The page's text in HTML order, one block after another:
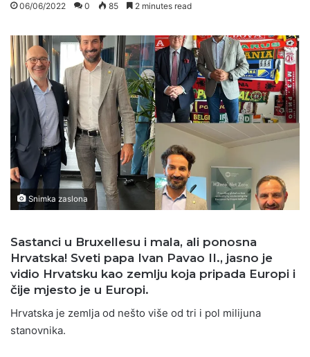
06/06/2022 0 85 2 minutes read
Snimka zaslona
Sastanci u Bruxellesu i mala, ali ponosna
Hrvatska! Sveti papa Ivan Pavao II., jasno je
vidio Hrvatsku kao zemlju koja pripada Europi i
čije mjesto je u Europi.
Hrvatska je zemlja od nešto više od tri i pol milijuna
stanovnika.